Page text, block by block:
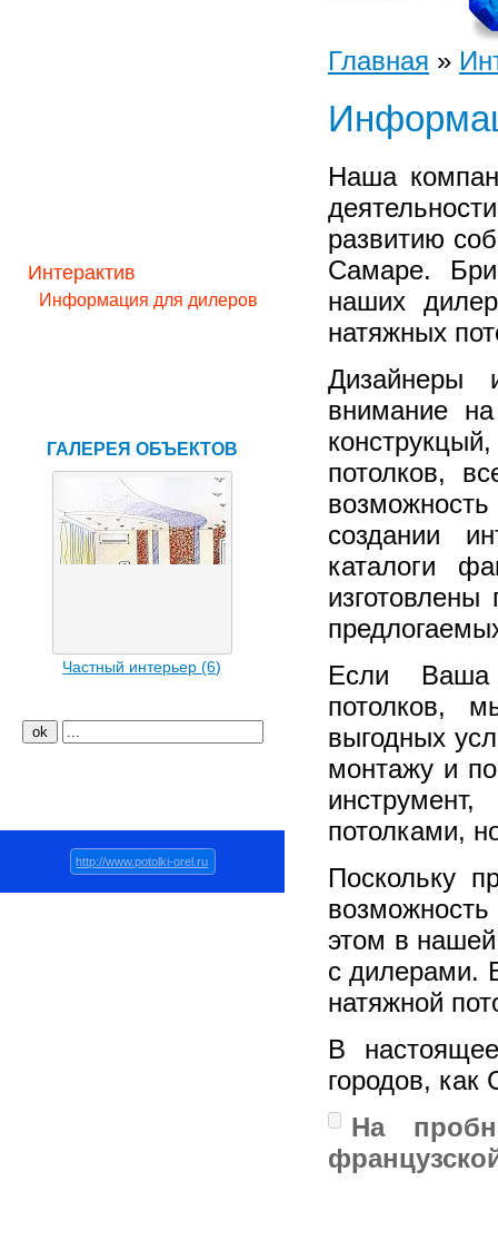
Главная »
Наша
развитию
Самаре.
наших
натяжных
внимание
потолков,
создании
каталоги
Если Ваша
потолков,
выгодных
монтажу и
потолками,
Поскольку
этом в нашей
с дилерами.
натяжной
В
городов,
На
Интерактив
Информация для дилеров
ГАЛЕРЕЯ ОБЪЕКТОВ
Частный интерьер (6)
http://www.potolki-orel.ru